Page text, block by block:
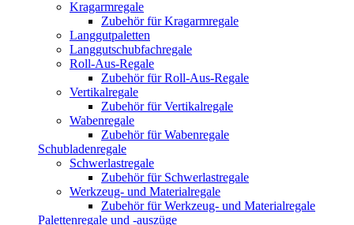
Kragarmregale
Zubehör für Kragarmregale
Langgutpaletten
Langgutschubfachregale
Roll-Aus-Regale
Zubehör für Roll-Aus-Regale
Vertikalregale
Zubehör für Vertikalregale
Wabenregale
Zubehör für Wabenregale
Schubladenregale
Schwerlastregale
Zubehör für Schwerlastregale
Werkzeug- und Materialregale
Zubehör für Werkzeug- und Materialregale
Palettenregale und -auszüge